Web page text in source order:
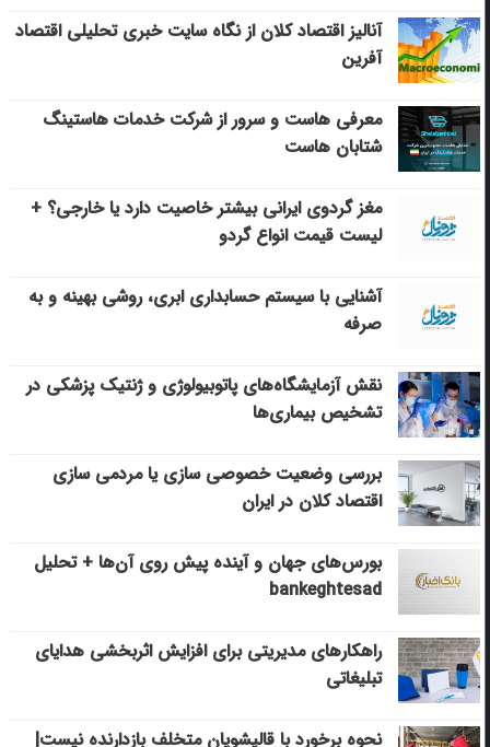
آنالیز اقتصاد کلان از نگاه سایت خبری تحلیلی اقتصاد
آفرین
معرفی هاست و سرور از شرکت خدمات هاستینگ
شتابان هاست
مغز گردوی ایرانی بیشتر خاصیت دارد یا خارجی؟ +
لیست قیمت انواع گردو
آشنایی با سیستم حسابداری ابری، روشی بهینه و به
صرفه
نقش آزمایشگاه‌های پاتوبیولوژی و ژنتیک پزشکی در
تشخیص بیماری‌ها
بررسی وضعیت خصوصی سازی یا مردمی سازی
اقتصاد کلان در ایران
بورس‌های جهان و آینده پیش روی آن‌ها + تحلیل
bankeghtesad
راهکارهای مدیریتی برای افزایش اثربخشی هدایای
تبلیغاتی
نحوه برخورد با قالیشویان متخلف بازدارنده نیست|